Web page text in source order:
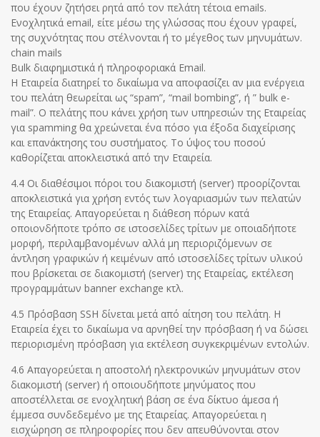
που έχουν ζητήσει ρητά από τον πελάτη τέτοια emails.
Ενοχλητικά email, είτε μέσω της γλώσσας που έχουν γραφεί,
της συχνότητας που στέλνονται ή το μέγεθος των μηνυμάτων.
chain mails
Bulk διαφημιστικά ή πληροφοριακά Email.
Η Εταιρεία διατηρεί το δικαίωμα να αποφασίζει αν μια ενέργεια
του πελάτη θεωρείται ως “spam”, “mail bombing”, ή ” bulk e-
mail”. Ο πελάτης που κάνει χρήση των υπηρεσιών της Εταιρείας
για spamming θα χρεώνεται ένα πόσο για έξοδα διαχείρισης
και επανάκτησης του συστήματος. Το ύψος του ποσού
καθορίζεται αποκλειστικά από την Εταιρεία.
4.4 Οι διαθέσιμοι πόροι του διακομιστή (server) προορίζονται
αποκλειστικά για χρήση εντός των λογαριασμών των πελατών
της Εταιρείας. Απαγορεύεται η διάθεση πόρων κατά
οποιονδήποτε τρόπο σε ιστοσελίδες τρίτων με οποιαδήποτε
μορφή, περιλαμβανομένων αλλά μη περιοριζόμενων σε
άντληση γραφικών ή κειμένων από ιστοσελίδες τρίτων υλικού
που βρίσκεται σε διακομιστή (server) της Εταιρείας, εκτέλεση
προγραμμάτων banner exchange κτλ.
4.5 Πρόσβαση SSH δίνεται μετά από αίτηση του πελάτη. Η
Εταιρεία έχει το δικαίωμα να αρνηθεί την πρόσβαση ή να δώσει
περιορισμένη πρόσβαση για εκτέλεση συγκεκριμένων εντολών.
4.6 Απαγορεύεται η αποστολή ηλεκτρονικών μηνυμάτων στον
διακομιστή (server) ή οποιουδήποτε μηνύματος που
αποστέλλεται σε ενοχλητική βάση σε ένα δίκτυο άμεσα ή
έμμεσα συνδεδεμένο με της Εταιρείας. Απαγορεύεται η
εισχώρηση σε πληροφορίες που δεν απευθύνονται στον